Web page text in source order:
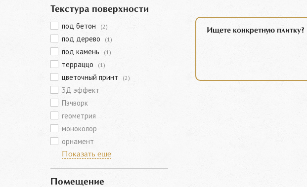
Текстура поверхности
под бетон (2)
под дерево (1)
под камень (1)
терраццо (1)
цветочный принт (2)
3Д эффект
Пэчворк
геометрия
моноколор
орнамент
Показать еще
Помещение
Ищете конкретную плитку?